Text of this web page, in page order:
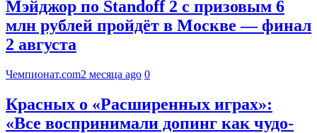
Мэйджор по Standoff 2 с призовым 6
млн рублей пройдёт в Москве — финал
2 августа
Чемпионат.com2 месяца ago 0
Красных о «Расширенных играх»:
«Все воспринимали допинг как чудо-